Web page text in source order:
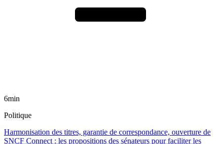
6min
Politique
Harmonisation des titres, garantie de correspondance, ouverture de
SNCF Connect : les propositions des sénateurs pour faciliter les